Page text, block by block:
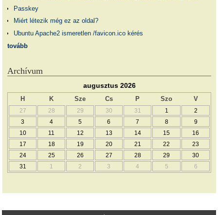
Passkey
Miért létezik még ez az oldal?
Ubuntu Apache2 ismeretlen /favicon.ico kérés
tovább
Archívum
augusztus 2026
H K Sze Cs P Szo V
27 28 29 30 31 1
2
3
4 5 6 7 8
9
10
11 12 13 14 15
16
17
18 19 20 21 22
23
24
25 26 27 28 29
30
31
1 2 3 4 5 6